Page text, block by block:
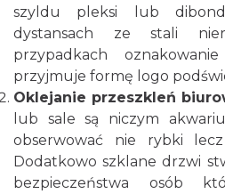
szyldu pleksi lub
dystansach ze stali
przypadkach
przyjmuje formę logo
Oklejanie przeszkleń
lub sale są niczym
obserwować nie rybki lecz
Dodatkowo szklane drzwi
bezpieczeństwa osób